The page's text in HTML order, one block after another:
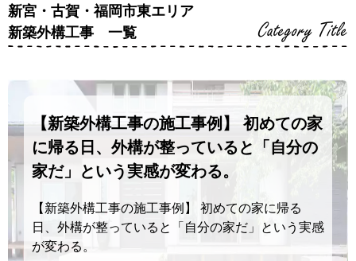
新宮・古賀・福岡市東エリア
新築外構工事 一覧
Category Title
【新築外構工事の施工事例】 初めての家
に帰る日、外構が整っていると「自分の
家だ」という実感が変わる。
【新築外構工事の施工事例】 初めての家に帰る
日、外構が整っていると「自分の家だ」という実感
が変わる。